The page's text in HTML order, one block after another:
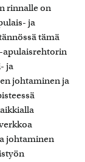
rinnalle on
ja
tämä
apulaisrehtorin
ja
johtaminen ja
johtaminen